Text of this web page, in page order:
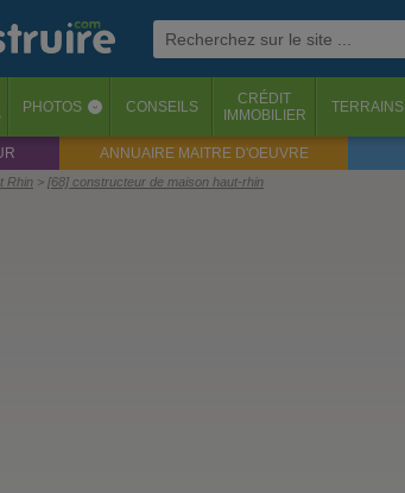
PHOTOS ‹ CONSEILS
CRÉDIT
IMMOBILIER
TERRAINS
ANNUAIRE MAITRE D'OEUVRE
Rhin [68] constructeur de maison haut-rhin